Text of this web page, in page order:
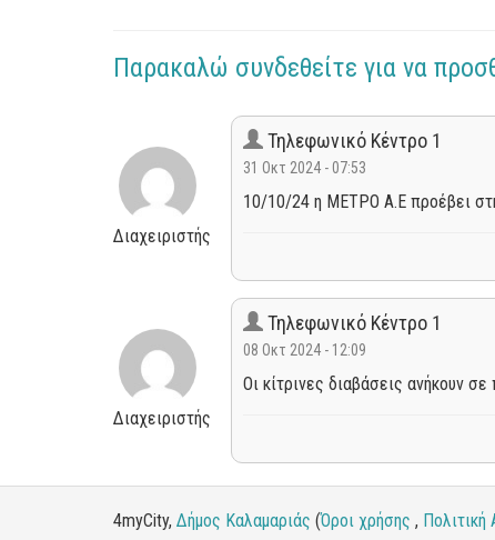
Παρακαλώ συνδεθείτε για να
Διαχειριστής
Τηλεφωνικό Κέντρο 1
31 Οκτ 2024 - 07:53
10/10/24 η ΜΕΤΡΟ Α.Ε προέβει
Διαχειριστής
Τηλεφωνικό Κέντρο 1
08 Οκτ 2024 - 12:09
Οι κίτρινες διαβάσεις ανήκουν
4myCity, Δήμος Καλαμαριάς (Όροι χρήσης , Πολιτική